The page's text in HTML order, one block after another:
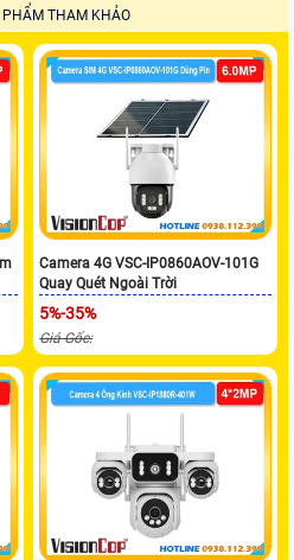
PHẨM THAM KHẢO
Camera 4G VSC-IP0860AOV-101G
Quay Quét Ngoài Trời
5%-35%
Giá Gốc: